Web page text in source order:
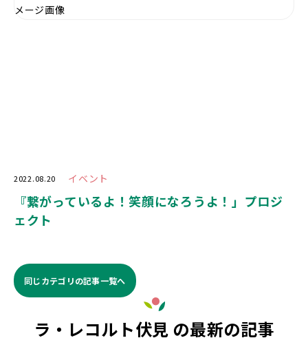
2022.08.20 イベント
『繋がっているよ！笑顔になろうよ！」プロジ
ェクト
同じカテゴリの記事⼀覧へ
ラ・レコルト伏見 の最新の記事